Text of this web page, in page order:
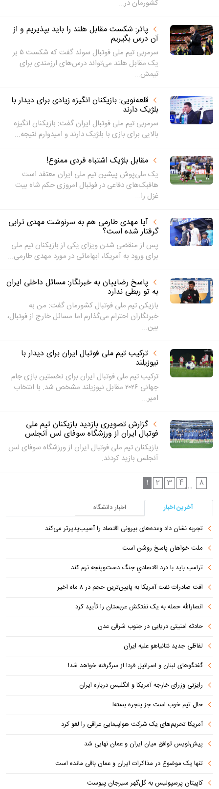
کشورمان در...
پاتر: شکست مقابل هلند را باید بپذیریم و از
آن درس بگیریم
سرمربی تیم ملی فوتبال سوئد گفت که شکست ۵ بر
یک مقابل هلند می‌تواند درس‌های ارزمندی برای
تیمش...
قلعه‌نویی: بازیکنان انگیزه زیادی برای دیدار با
بلژیک دارند
سرمربی تیم ملی فوتبال ایران گفت: بازیکنان انگیزه
بالایی برای بازی با بلژیک دارند و امیدوارم نتیجه...
مقابل بلژیک اشتباه فردی ممنوع!
یک ملی‌پوش پیشین تیم ملی ایران معتقد است
هافبک‌های دفاعی در فوتبال امروزی حکم شاه بیت
غزل را...
آیا مهدی طارمی هم به سرنوشت مهدی ترابی
گرفتار شده است؟
پس از منقضی شدن ویزای یکی از بازیکنان تیم ملی
برای ورود به آمریکا، ابهاماتی در مورد مهدی طارمی...
پاسخ رضاییان به خبرنگار: مسائل داخلی ایران
به تو ربطی ندارد
بازیکن تیم ملی فوتبال کشورمان گفت: من به
خبرنگاران احترام می‌گذارم اما مسائل خارج از فوتبال،
بین...
ترکیب تیم ملی فوتبال ایران برای دیدار با
نیوزیلند
ترکیب تیم ملی فوتبال ایران برای نخستین بازی جام
جهانی ۲۰۲۶ مقابل نیوزیلند مشخص شد. با انتخاب
امیر...
گزارش تصویری بازدید بازیکنان تیم ملی
فوتبال ایران از ورزشگاه سوفای لس آنجلس
بازیکنان تیم ملی فوتبال ایران از ورزشگاه سوفای لس
آنجلس بازید کردند.
1
2 3 4... 8
آخرین اخبار
اخبار دانشگاه
تجربه نشان داد وعده‌های بیرونی اقتصاد را آسیب‌پذیرتر می‌کند
ملت خواهان پاسخ روشن است
ترامپ باید با درد اقتصادیِ جنگ دست‌و‌پنجه نرم کند
افت صادرات نفت آمریکا به پایین‌ترین حجم در ۸ ماه اخیر
انصارالله حمله به یک نفتکش عربستان را تأیید کرد
حادثه امنیتی دریایی در جنوب شرقی عدن
لفاظی جدید نتانیاهو علیه ایران
گفتگوهای لبنان و اسرائیل فردا از سرگرفته خواهد شد!
رایزنی وزرای خارجه آمریکا و انگلیس درباره ایران
حال تیم خوب است جز پنجره بسته!
آمریکا تحریم‌های یک شرکت هواپیمایی عراقی را لغو کرد
پیش‌نویس توافق میان ایران و عمان نهایی شد
تنها یک موضوع در مذاکرات ایران و عمان باقی مانده است
کاپیتان پرسپولیس به گل‌گهر سیرجان پیوست